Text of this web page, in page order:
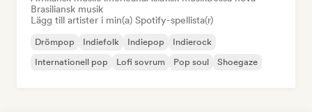
Brasiliansk musik
Lägg till artister i min(a) Spotify-spellista(r)
Drömpop Indiefolk Indiepop
Indierock
Internationell pop
Lofi sovrum Pop soul Shoegaze